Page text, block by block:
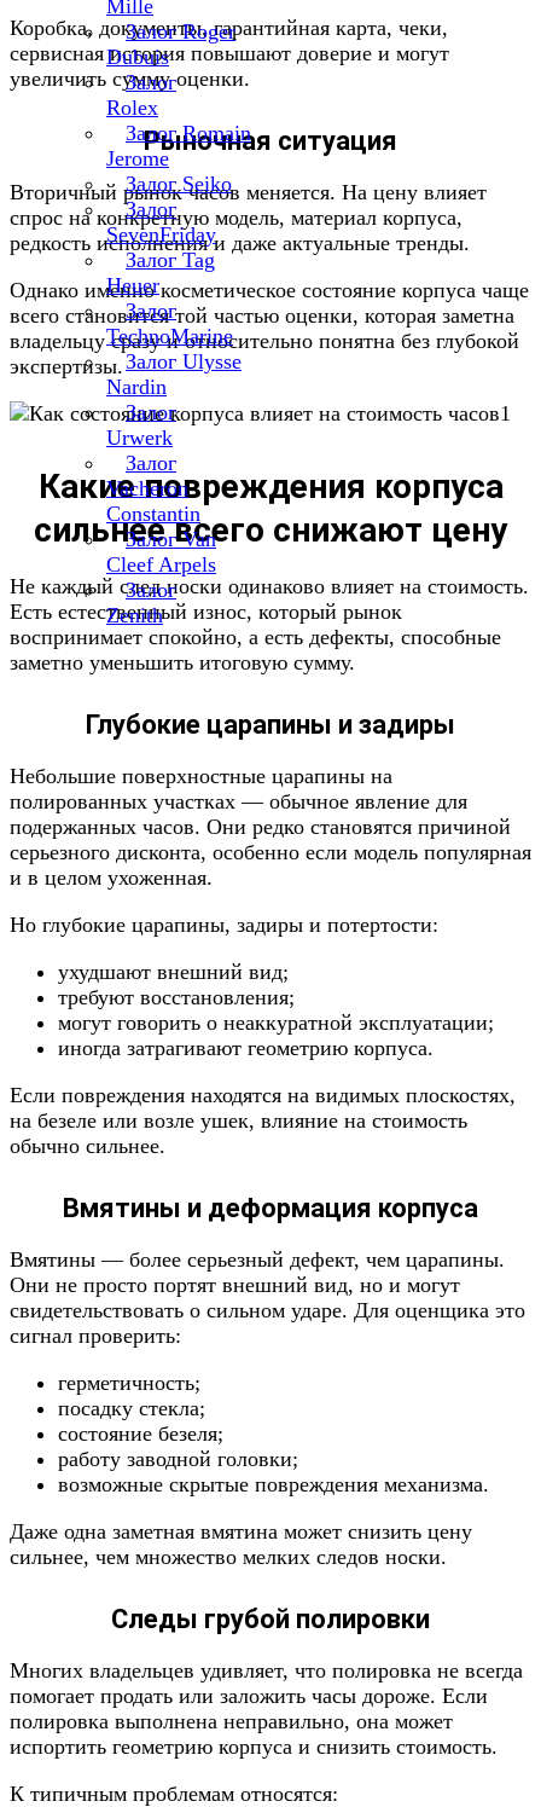
Mille
Залог Roger
Dubuis
Залог
Rolex
Залог Romain
Jerome
Залог Seiko
Залог
SevenFriday
Залог Tag
Heuer
Залог
TechnoMarine
Залог Ulysse
Nardin
Залог
Urwerk
Залог
Vacheron
Constantin
Залог Van
Cleef Arpels
Залог
Zenith
Коробка, документы, гарантийная карта, чеки,
сервисная история повышают доверие и могут
увеличить сумму оценки.
Рыночная ситуация
Вторичный рынок часов меняется. На цену влияет
спрос на конкретную модель, материал корпуса,
редкость исполнения и даже актуальные тренды.
Однако именно косметическое состояние корпуса чаще
всего становится той частью оценки, которая заметна
владельцу сразу и относительно понятна без глубокой
экспертизы.
Какие повреждения корпуса
сильнее всего снижают цену
Не каждый след носки одинаково влияет на стоимость.
Есть естественный износ, который рынок
воспринимает спокойно, а есть дефекты, способные
заметно уменьшить итоговую сумму.
Глубокие царапины и задиры
Небольшие поверхностные царапины на
полированных участках — обычное явление для
подержанных часов. Они редко становятся причиной
серьезного дисконта, особенно если модель популярная
и в целом ухоженная.
Но глубокие царапины, задиры и потертости:
ухудшают внешний вид;
требуют восстановления;
могут говорить о неаккуратной эксплуатации;
иногда затрагивают геометрию корпуса.
Если повреждения находятся на видимых плоскостях,
на безеле или возле ушек, влияние на стоимость
обычно сильнее.
Вмятины и деформация корпуса
Вмятины — более серьезный дефект, чем царапины.
Они не просто портят внешний вид, но и могут
свидетельствовать о сильном ударе. Для оценщика это
сигнал проверить:
герметичность;
посадку стекла;
состояние безеля;
работу заводной головки;
возможные скрытые повреждения механизма.
Даже одна заметная вмятина может снизить цену
сильнее, чем множество мелких следов носки.
Следы грубой полировки
Многих владельцев удивляет, что полировка не всегда
помогает продать или заложить часы дороже. Если
полировка выполнена неправильно, она может
испортить геометрию корпуса и снизить стоимость.
К типичным проблемам относятся: